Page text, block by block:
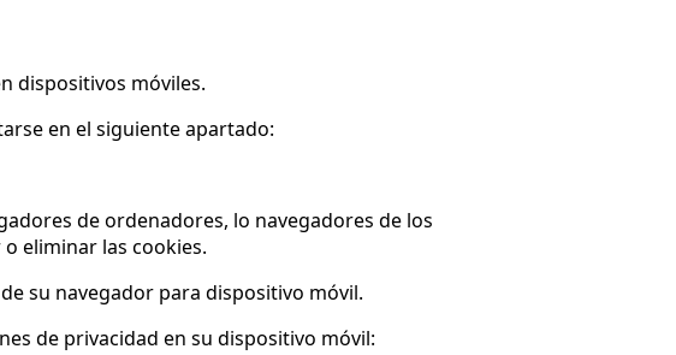
dispositivos móviles.
en el siguiente apartado:
de ordenadores, lo navegadores de los
eliminar las cookies.
su navegador para dispositivo móvil.
de privacidad en su dispositivo móvil: